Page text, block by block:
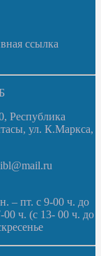
ссылка
Республика
ул. К.Маркса,
– пт. с 9-00 ч. до
ч. (с 13- 00 ч. до